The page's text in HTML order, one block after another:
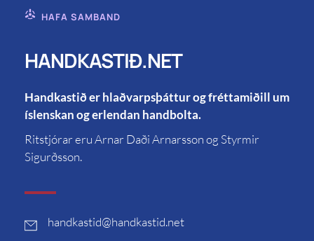
HAFA SAMBAND
HANDKASTIÐ.NET
Handkastið er hlaðvarpsþáttur og fréttamiðill um
íslenskan og erlendan handbolta.
Ritstjórar eru Arnar Daði Arnarsson og Styrmir
Sigurðsson.
handkastid@handkastid.net